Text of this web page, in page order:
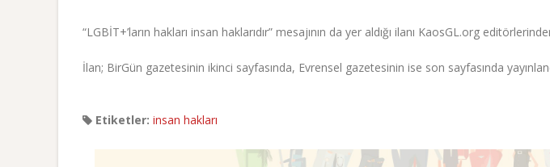
“LGBİT+’ların hakları insan haklarıdır” mesajının da yer aldığı ilanı KaosGL.org
İlan; BirGün gazetesinin ikinci sayfasında, Evrensel gazetesinin ise son sayfasında
Etiketler: insan hakları